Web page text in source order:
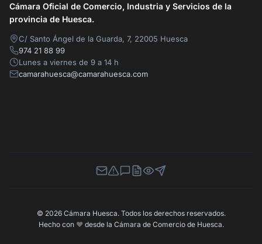
Cámara Oficial de Comercio, Industria y Servicios de la
provincia de Huesca.
C/ Santo Ángel de la Guarda, 7, 22005 Huesca
974 21 88 99
Lunes a viernes de 9 a 14 h
camarahuesca@camarahuesca.com
Newsletter
Canal de Denuncias
Buzón de Sugerencias
Perfil Contratante
Ley de Transparencia
Contacta con nosotros
© 2026 Cámara Huesca. Todos los derechos reservados.
Hecho con ❤️ desde la Cámara de Comercio de Huesca.